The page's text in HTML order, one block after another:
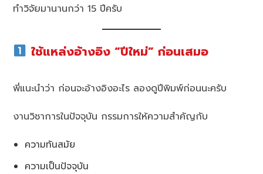
ทำวิจัยมานานกว่า 15 ปีครับ
ใช้แหล่งอ้างอิง “ปีใหม่” ก่อนเสมอ
พี่แนะนำว่า ก่อนจะอ้างอิงอะไร ลองดูปีพิมพ์ก่อนนะครับ
งานวิชาการในปัจจุบัน กรรมการให้ความสำคัญกับ
ความทันสมัย
ความเป็นปัจจุบัน